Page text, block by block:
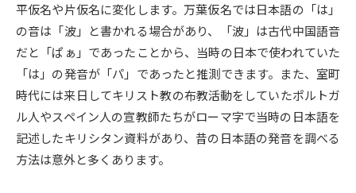
先輩が入学を決めた理由 テレメール全国一斉進学調査
新生活お役立ちガイド
学問発見 学問検索
平仮名や片仮名に変化します。万葉仮名では日本語の「は」
の音は「波」と書かれる場合があり、「波」は古代中国語音
だと「ぱぁ」であったことから、当時の日本で使われていた
「は」の発音が「パ」であったと推測できます。また、室町
時代には来日してキリスト教の布教活動をしていたポルトガ
ル人やスペイン人の宣教師たちがローマ字で当時の日本語を
記述したキリシタン資料があり、昔の日本語の発音を調べる
方法は意外と多くあります。